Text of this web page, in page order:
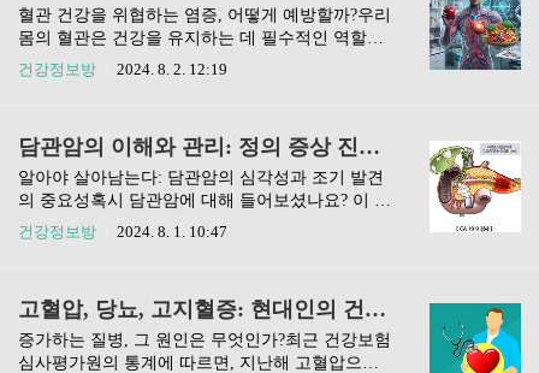
환자들..
함하는 광범위한 개념입니다. 반면, 습진은 피부염
의 한 종류로, 손, 눈꺼풀, 귀, 유두 등 신체의 다양
한 부위에서 발생할 수 있습니다.습진의 원인손의
습진은 주로 직업적 요인에 의해 발생하며, 특히 습
종사자 등은 손의 습진에 취약합니다. 가정에서의
일상적인 활동도 손의 ..
혈관 건강을 위협하는 염증, 어떻게 예방할까?우리
몸의 혈관은 건강을 유지하는 데 필수적인 역할을
합니다. 특히 대동맥과 같은 큰 혈관이 손상되기 시
이러한 염증은 증상이 없고 눈에 보이지 않기 때문
에 조기에 발견하고 예방하는 것이 중요합니다.작
은 염증이 큰 문제로… 혈관의 건강을 지키자경동
맥은 대동맥에서 갈라져 나와 목을 지나 얼굴과 머
리로 혈액을 공급하는 중요한 혈관입니다. 이 혈관
좁아지고 막혀 뇌경색을 유발할 수 있습니다.만약
이러한 염증이 만성화되면 치..
건강정보방 2024. 8. 2. 12:19
담관암의 이해와 관리: 정의 증상 진단 치료와 예방법
알아야 살아남는다: 담관암의 심각성과 조기 발견
의 중요성혹시 담관암에 대해 들어보셨나요? 이 질
환은 우리나라에서도 무시할 수 없는 암 중 하나로,
서 적절한 치료를 받을 수도 있어요.오늘은 담관암
의 심각성과 함께 조기 발견의 중요성, 그리고 우리
가 일상에서 할 수 있는 관리 방법에 대해 자세히
건강정보방 2024. 8. 1. 10:47
고혈압, 당뇨, 고지혈증: 현대인의 건강 적신호 최악의 식습관
증가하는 질병, 그 원인은 무엇인가?최근 건강보험
심사평가원의 통계에 따르면, 지난해 고혈압으로